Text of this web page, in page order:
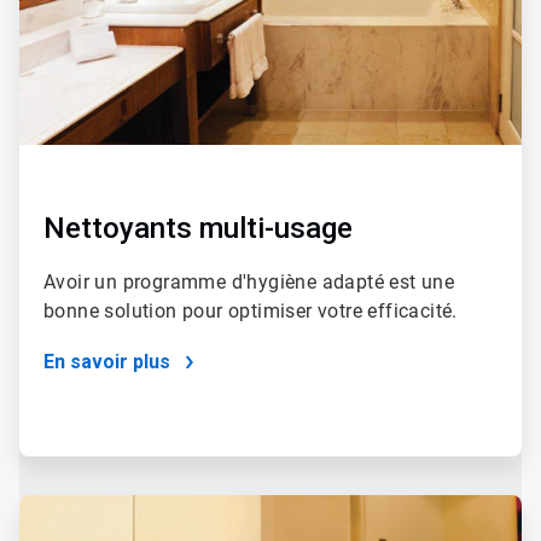
Nettoyants multi-usage
Avoir un programme d'hygiène adapté est une
bonne solution pour optimiser votre efficacité.
En savoir plus